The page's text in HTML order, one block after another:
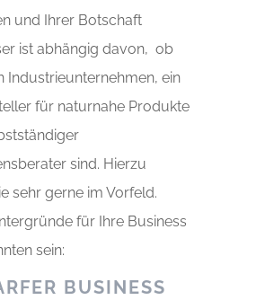
und Ihrer Botschaft
ist abhängig davon, ob
Industrieunternehmen, ein
für naturnahe Produkte
sind. Hierzu
sehr gerne im Vorfeld.
für Ihre Business
sein:
BUSINESS